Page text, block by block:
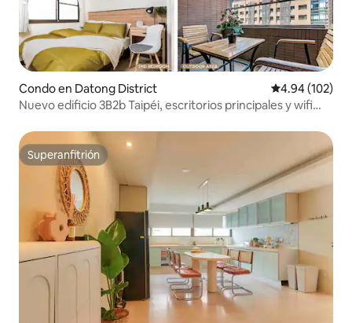
Condo en Datong District Calificación
4.94 (102)
Nuevo edificio 3B2b Taipéi, escritorios principales y wifi
Superanfitrión
Superanfitrión